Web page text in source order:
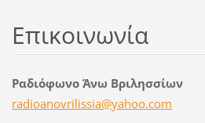
Επικοινωνία
Ραδιόφωνο Άνω Βριλησσίων
radioanovrilissia@yahoo.com